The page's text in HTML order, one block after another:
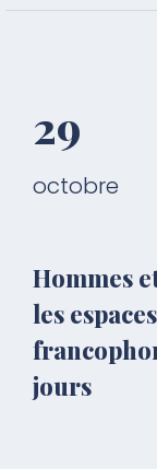
29
octobre
Hommes
les
jours